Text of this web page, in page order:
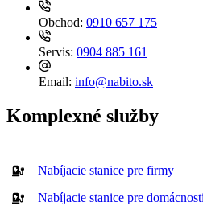
Obchod: 0910 657 175
Servis: 0904 885 161
Email: info@nabito.sk
Komplexné služby
Nabíjacie stanice pre firmy
Nabíjacie stanice pre domácnosti